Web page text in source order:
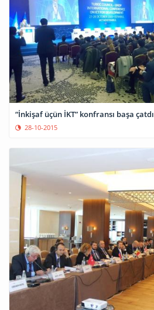
“İnkişaf üçün İKT” konfransı başa çatdı
28-10-2015